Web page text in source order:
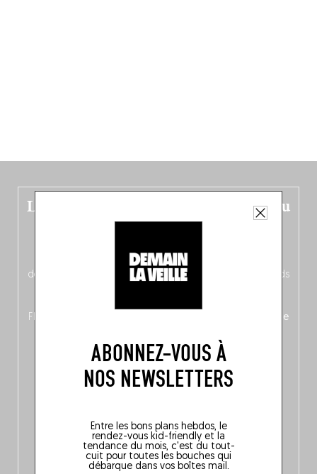
ABONNEZ-VOUS À
NOS NEWSLETTERS
Entre les bons plans hebdos, le
rendez-vous kid-friendly et la
tendance du mois, c'est du tout-
cuit pour toutes les bouches qui
débarque dans vos boîtes mail.
Le nouveau guide Belgique est sorti du
four !
néerlandais côté face – à moins que ne soit l’inverse ?),
découvrez
une partie mag « Nord-Zuid »
qui met les pieds
Flandre, à Bruxelles et en Wallonie, ainsi qu’
un palmarès de